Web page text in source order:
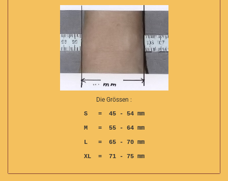
Die Grössen :
S = 45 - 54 mm
M = 55 - 64 mm
L = 65 - 70 mm
XL = 71 - 75 mm